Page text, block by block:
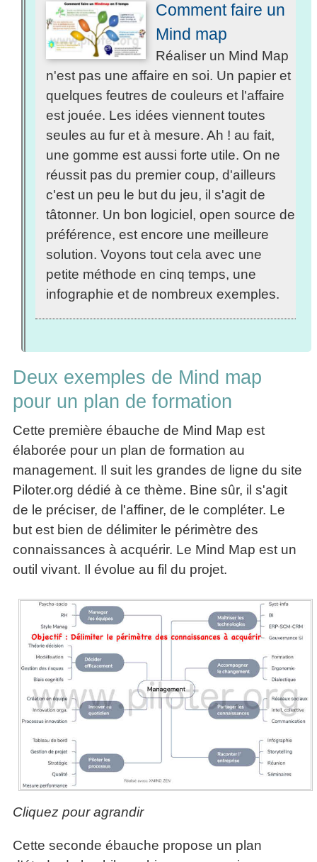
Comment faire un
Mind map
Réaliser un Mind Map
n'est pas une affaire en soi. Un papier et
quelques feutres de couleurs et l'affaire
est jouée. Les idées viennent toutes
seules au fur et à mesure. Ah ! au fait,
une gomme est aussi forte utile. On ne
réussit pas du premier coup, d'ailleurs
c'est un peu le but du jeu, il s'agit de
tâtonner. Un bon logiciel, open source de
préférence, est encore une meilleure
solution. Voyons tout cela avec une
petite méthode en cinq temps, une
infographie et de nombreux exemples.
Deux exemples de Mind map
pour un plan de formation
Cette première ébauche de Mind Map est
élaborée pour un plan de formation au
management. Il suit les grandes de ligne du site
Piloter.org dédié à ce thème. Bine sûr, il s'agit
de le préciser, de l'affiner, de le compléter. Le
but est bien de délimiter le périmètre des
connaissances à acquérir. Le Mind Map est un
outil vivant. Il évolue au fil du projet.
Cliquez pour agrandir
Cette seconde ébauche propose un plan